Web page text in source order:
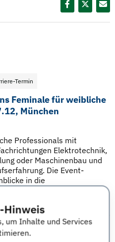
Hinweis
um Inhalte und Services
Termin
Feminale für weibliche
München
Professionals mit
Elektrotechnik,
oder Maschinenbau und
Die Event-
in die
und treffen
| Tags: Siemens,München,